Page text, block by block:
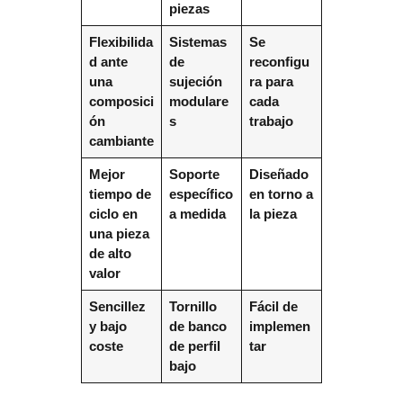
piezas
Flexibilida
d ante
una
composici
ón
cambiante
Sistemas
de
sujeción
modulare
s
Se
reconfigu
ra para
cada
trabajo
Mejor
tiempo de
ciclo en
una pieza
de alto
valor
Soporte
específico
a medida
Diseñado
en torno a
la pieza
Sencillez
y bajo
coste
Tornillo
de banco
de perfil
bajo
Fácil de
implemen
tar